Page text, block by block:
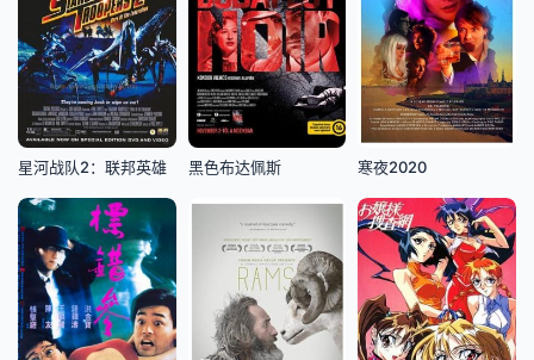
星河战队2：联邦英雄 黑色布达佩斯 寒夜2020